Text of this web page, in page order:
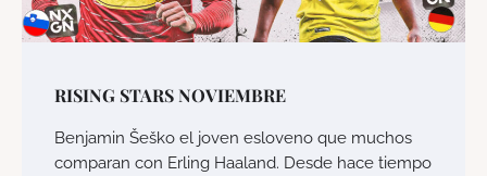
RISING STARS NOVIEMBRE
Benjamin Šeško el joven esloveno que muchos
comparan con Erling Haaland. Desde hace tiempo